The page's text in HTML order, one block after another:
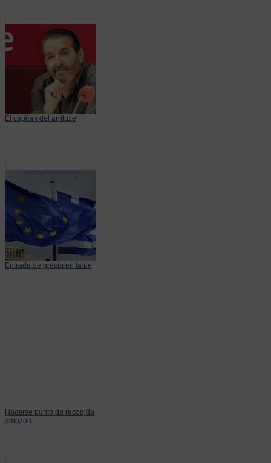
El capitan del arriluze
Entrada de grecia en la ue
Hacerse punto de recogida
amazon